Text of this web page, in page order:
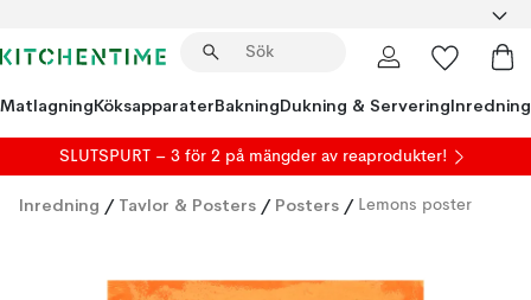
MatlagningKöksapparaterBakningDukning & ServeringInredning
SLUTSPURT – 3 för 2 på mängder av reaprodukter!
Inredning / Tavlor & Posters / Posters / Lemons poster